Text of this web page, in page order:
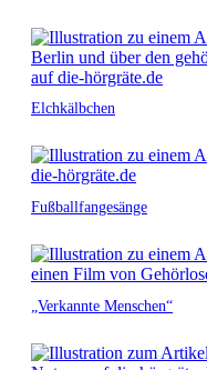
Elchkälbchen
Fußballfangesänge
„Verkannte Menschen“